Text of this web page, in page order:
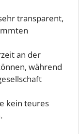
transparent,
an der
während
kein teures